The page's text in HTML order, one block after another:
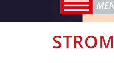
STROM